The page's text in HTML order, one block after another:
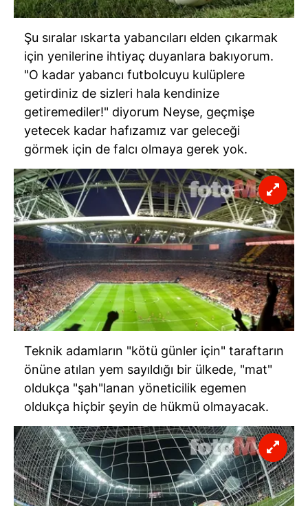
Şu sıralar ıskarta yabancıları elden çıkarmak
için yenilerine ihtiyaç duyanlara bakıyorum.
"O kadar yabancı futbolcuyu kulüplere
getirdiniz de sizleri hala kendinize
getiremediler!" diyorum Neyse, geçmişe
yetecek kadar hafızamız var geleceği
görmek için de falcı olmaya gerek yok.
Teknik adamların "kötü günler için" taraftarın
önüne atılan yem sayıldığı bir ülkede, "mat"
oldukça "şah"lanan yöneticilik egemen
oldukça hiçbir şeyin de hükmü olmayacak.